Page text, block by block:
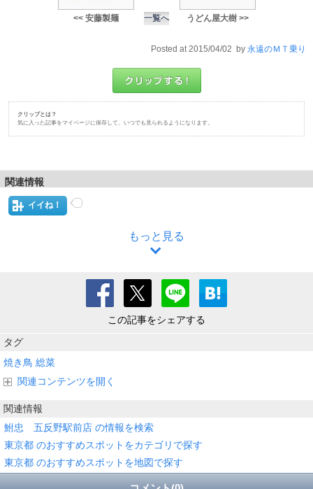
<< 安藤製麺 一覧へ うどん屋大樹 >>
Posted at 2015/04/02 by 永遠のＭＴ乗り
クリップとは？
気に入った記事をマイページに保存して、いつでも見られるようになります。
関連情報
イイね！
もっと見る
この記事をシェアする
タグ
焼き鳥 総菜
関連コンテンツを開く
関連情報
鮒忠 五反野駅前店 の情報を検索
東京都 のおすすめスポットをカテゴリで探す
東京都 のおすすめスポットを地図で探す